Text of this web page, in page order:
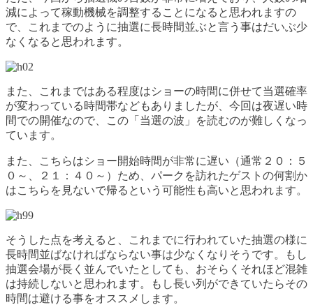
減によって稼動機械を調整することになると思われますの
で、これまでのように抽選に長時間並ぶと言う事はだいぶ少
なくなると思われます。
また、これまではある程度はショーの時間に併せて当選確率
が変わっている時間帯などもありましたが、今回は夜遅い時
間での開催なので、この「当選の波」を読むのが難しくなっ
ています。
また、こちらはショー開始時間が非常に遅い（通常２０：５
０～、２１：４０～）ため、パークを訪れたゲストの何割か
はこちらを見ないで帰るという可能性も高いと思われます。
そうした点を考えると、これまでに行われていた抽選の様に
長時間並ばなければならない事は少なくなりそうです。もし
抽選会場が長く並んでいたとしても、おそらくそれほど混雑
は持続しないと思われます。もし長い列ができていたらその
時間は避ける事をオススメします。